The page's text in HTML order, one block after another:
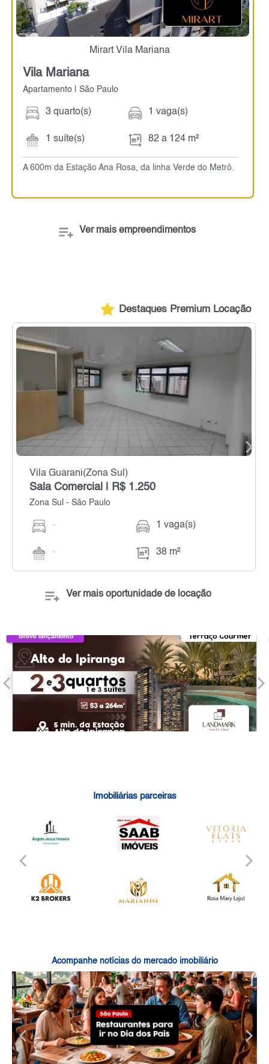
Mirart Vila Mariana
Vila Mariana
Apartamento | São Paulo
3 quarto(s)
1 suíte(s)
1 vaga(s)
82 a 124 m²
A 600m da Estação Ana Rosa, da linha Verde do Metrô.
Ver mais empreendimentos
Destaques Premium Locação
Vila Guarani(Zona Sul)
Sala Comercial | R$ 1.250
Zona Sul - São Paulo
-
-
1 vaga(s)
38 m²
Ver mais oportunidade de locação
Imobiliárias parceiras
Acompanhe notícias do mercado imobiliário